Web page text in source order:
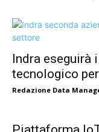
Indra eseguirà
tecnologico
Redazione Data